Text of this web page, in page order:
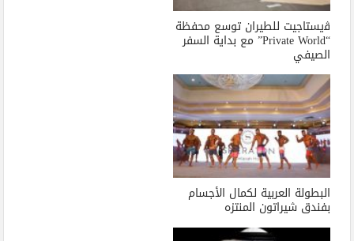
ﭬيستاجيت للطيران توسع محفظة
“Private World” مع بداية السفر
الصيفي
البطولة العربية لكمال الأجسام
بفندق شيراتون المنتزه